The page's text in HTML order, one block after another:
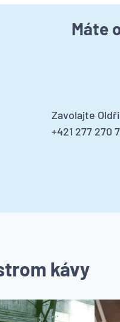
Máte
Zavolajte
+421 277 270
kávy